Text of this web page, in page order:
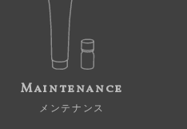
Maintenance
メンテナンス